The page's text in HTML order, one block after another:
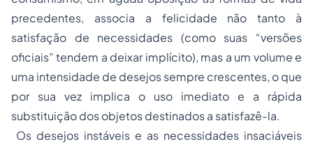
precedentes, associa a felicidade não tanto à
satisfação de necessidades (como suas “versões
oficiais” tendem a deixar implícito), mas a um volume e
uma intensidade de desejos sempre crescentes, o que
por sua vez implica o uso imediato e a rápida
substituição dos objetos destinados a satisfazê-la.
Os desejos instáveis e as necessidades insaciáveis